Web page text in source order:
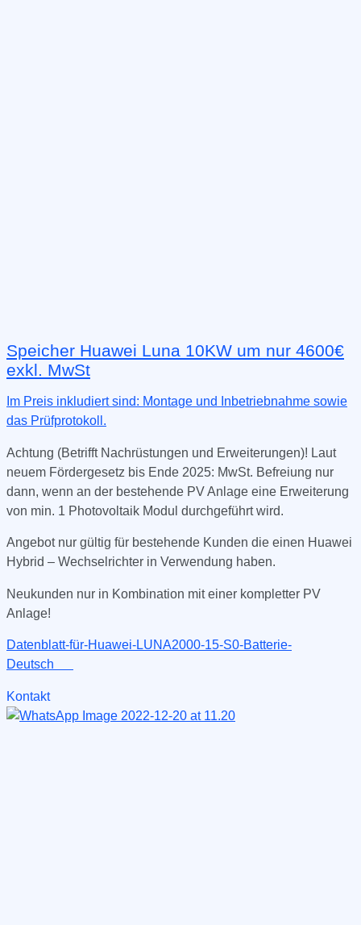
Speicher Huawei Luna 10KW um nur 4600€
exkl. MwSt
Im Preis inkludiert sind: Montage und Inbetriebnahme sowie
das Prüfprotokoll.
Achtung (Betrifft Nachrüstungen und Erweiterungen)! Laut
neuem Fördergesetz bis Ende 2025: MwSt. Befreiung nur
dann, wenn an der bestehende PV Anlage eine Erweiterung
von min. 1 Photovoltaik Modul durchgeführt wird.
Angebot nur gültig für bestehende Kunden die einen Huawei
Hybrid – Wechselrichter in Verwendung haben.
Neukunden nur in Kombination mit einer kompletter PV
Anlage!
Datenblatt-für-Huawei-LUNA2000-15-S0-Batterie-
Deutsch
Kontakt